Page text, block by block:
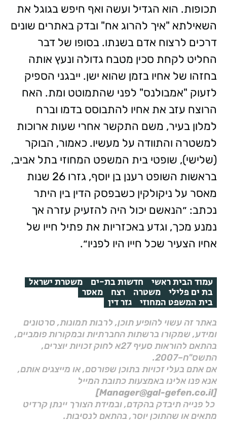
תכופות. הוא הגדיל ועשה ואף חיפש בגוגל את
השאילתא "איך להרוג אח" ובדק באתרים שונים
דרכים לרצוח אדם בשנתו. בסופו של דבר
החליט לקחת סכין מטבח גדולה ונעץ אותה
בחזהו של אחיו בזמן שהוא ישן. ייבגני הספיק
לזעוק "אמבולנס" לפני שהתמוטט ומת. האח
הרוצח עזב את אחיו להתבוסס בדמו וברח
למלון בעיר, משם התקשר אחרי שעות ארוכות
למשטרה והתוודה על מעשיו. כאמור, הבוקר
(שלישי), שופטי בית המשפט המחוזי בתל אביב,
בראשות השופט רענן בן יוסף, גזרו 26 שנות
מאסר על ניקולקין כשבפסק הדין בין היתר
נכתב: ״הנאשם יכול היה להזעיק עזרה אך
נמנע מכך, וגדע באכזריות את פתיל חייו של
אחיו הצעיר שכל חייו היו לפניו״.
עמוד הבית ראשי חדשות בת-ים משטרת ישראל
בת ים פלילי משטרה רצח מאסר
בית המשפט המחוזי גזר דין
באתר זה עשוי להופיע תוכן, לרבות תמונות, סרטונים
ומידע, שמקורו ברשתות החברתיות ובמקורות פומביים,
בהתאם להוראות סעיף 27א לחוק זכויות יוצרים,
התשס"ח–2007.
אם אתם בעלי זכויות בתוכן שפורסם, או מייצגים אותם,
אנא פנו אלינו באמצעות כתובת המייל
[Manager@gal-gefen.co.il]
כל פנייה תיבדק בהקדם, ובמידת הצורך יינתן קרדיט
מתאים או שהתוכן יוסר, בהתאם לנסיבות.